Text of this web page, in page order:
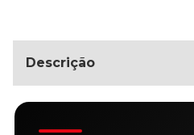
Descrição